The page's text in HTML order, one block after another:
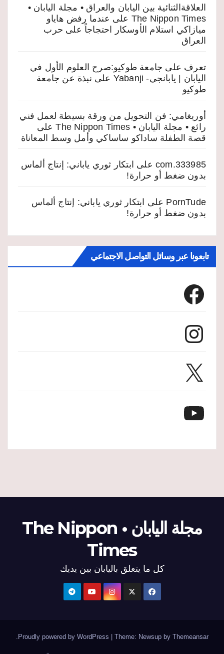
العلاقةالثنائية بين اليابان والعراق • مجلة اليابان •
The Nippon Times على عندما رفض هاياو
ميازاكي استلام الأوسكار احتجاجاً على حرب
العراق
تعرف على جامعة طوكيو:صرح العلوم الأول في
اليابان | يابانجي- Yabanji
على نبذة عن جامعة
طوكيو
أوريغامي: فن التحويل من ورقة بسيطة لعمل فني
رائع • مجلة اليابان • The Nippon Times
على
قصة الطفلة ساداكو ساساكي وأمل وسط المعاناة
333985.com على ابتكار ثوري ياباني: إنتاج ألماس
بدون ضغط أو حرارة!
PornTude على
ابتكار ثوري ياباني: إنتاج ألماس
بدون ضغط أو حرارة!
تابعونا عبر وسائل التواصل الاجتماعي
Facebook
Instagram
X
YouTube
مجلة اليابان • The Nippon
Times
كل ما يتعلق باليابان بين يديك
Proudly powered by WordPress Theme: Newsup by Themeansar